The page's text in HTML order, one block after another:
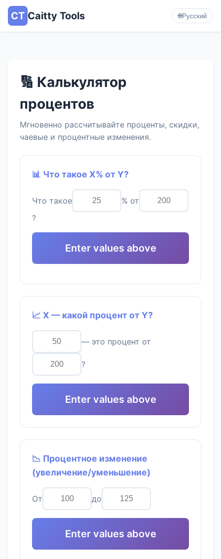
CT Caitty Tools 🌐Русский
🔢 Калькулятор
процентов
Мгновенно рассчитывайте проценты, скидки,
чаевые и процентные изменения.
📊 Что такое X% от Y?
Что такое
% от
?
Enter values above
📈 X — какой процент от Y?
— это процент от
?
Enter values above
📉 Процентное изменение
(увеличение/уменьшение)
От до
Enter values above